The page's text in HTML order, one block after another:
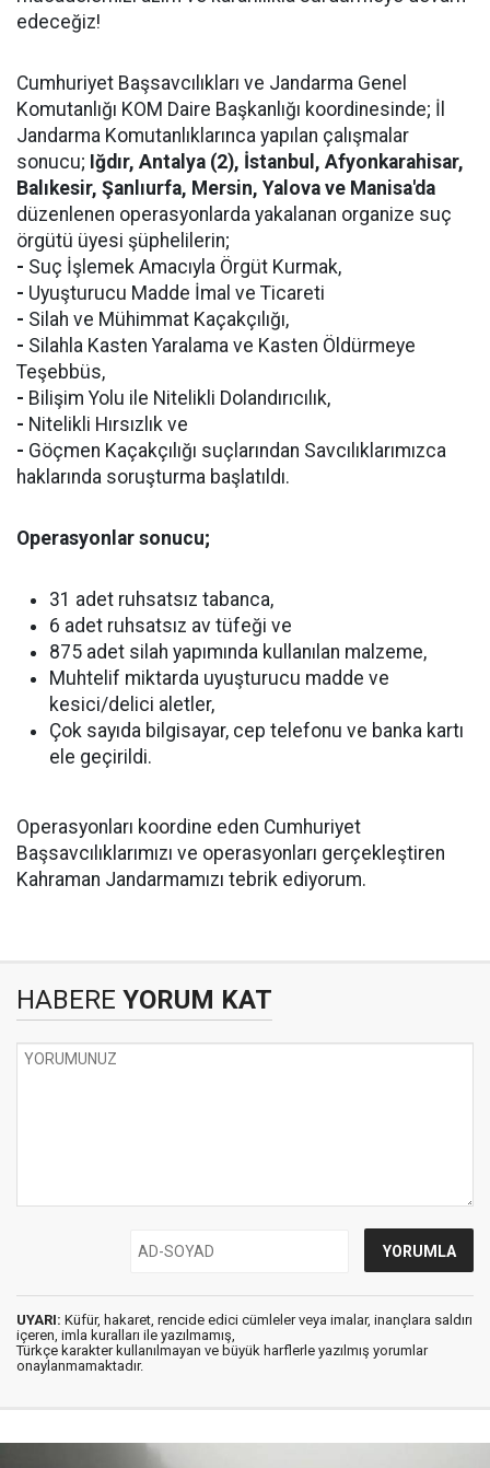
edeceğiz!
Cumhuriyet Başsavcılıkları ve Jandarma Genel
Komutanlığı KOM Daire Başkanlığı koordinesinde; İl
Jandarma Komutanlıklarınca yapılan çalışmalar
sonucu; Iğdır, Antalya (2), İstanbul, Afyonkarahisar,
Balıkesir, Şanlıurfa, Mersin, Yalova ve Manisa'da
düzenlenen operasyonlarda yakalanan organize suç
örgütü üyesi şüphelilerin;
- Suç İşlemek Amacıyla Örgüt Kurmak,
- Uyuşturucu Madde İmal ve Ticareti
- Silah ve Mühimmat Kaçakçılığı,
- Silahla Kasten Yaralama ve Kasten Öldürmeye
Teşebbüs,
- Bilişim Yolu ile Nitelikli Dolandırıcılık,
- Nitelikli Hırsızlık ve
- Göçmen Kaçakçılığı suçlarından Savcılıklarımızca
haklarında soruşturma başlatıldı.
Operasyonlar sonucu;
31 adet ruhsatsız tabanca,
6 adet ruhsatsız av tüfeği ve
875 adet silah yapımında kullanılan malzeme,
Muhtelif miktarda uyuşturucu madde ve
kesici/delici aletler,
Çok sayıda bilgisayar, cep telefonu ve banka kartı
ele geçirildi.
Operasyonları koordine eden Cumhuriyet
Başsavcılıklarımızı ve operasyonları gerçekleştiren
Kahraman Jandarmamızı tebrik ediyorum.
HABERE YORUM KAT
UYARI: Küfür, hakaret, rencide edici cümleler veya imalar, inançlara saldırı
içeren, imla kuralları ile yazılmamış,
Türkçe karakter kullanılmayan ve büyük harflerle yazılmış yorumlar
onaylanmamaktadır.